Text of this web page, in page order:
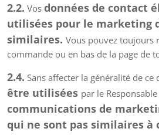
2.2. Vos données de contact
utilisées pour le marketing
similaires. Vous pouvez toujours
commande ou en bas de la page de
2.4. Sans affecter la généralité de
être utilisées par le
communications de
qui ne sont pas similaires à